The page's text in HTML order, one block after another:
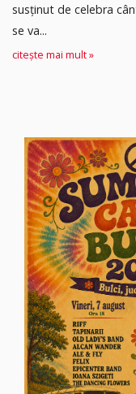
susținut de celebra
se va...
citește mai mult »